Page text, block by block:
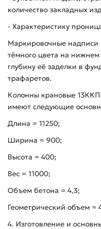
количество закладных
- Характеристику
Маркировочные надписи
тёмного цвета на
глубину её заделки в
трафаретов.
Колонны крановые 13ККП
имеют следующие
Длина = 11250;
Ширина = 900;
Высота = 400;
Вес = 11000;
Объем бетона = 4,3;
Геометрический объем =
4. Изготовление и